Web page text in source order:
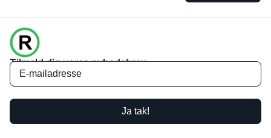
Tilmeld dig vores nyhedsbrev
Ja tak!